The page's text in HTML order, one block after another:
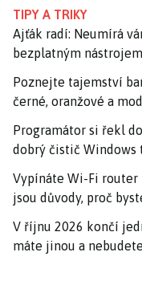
TIPY A TRIKY
Ajťák radí: Neumírá
bezplatným
Poznejte tajemství
černé, oranžové a
Programátor si řekl
dobrý čistič Windows
Vypínáte Wi-Fi router
jsou důvody, proč
V říjnu 2026 končí
máte jinou a